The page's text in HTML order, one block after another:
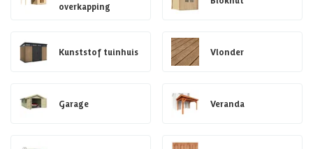
overkapping
Kunststof tuinhuis Vlonder
Garage Veranda